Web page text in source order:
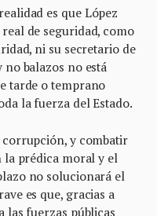
es que López
de seguridad, como
ni su secretario de
no balazos no está
tarde o temprano
la fuerza del Estado.
corrupción, y combatir
la prédica moral y el
no solucionará el
es que, gracias a
las fuerzas públicas